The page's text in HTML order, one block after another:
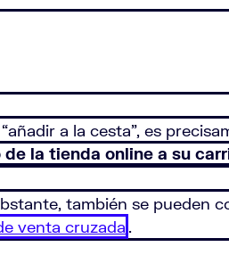
a la cesta”, es
la tienda online a su
también se pueden
venta cruzada .